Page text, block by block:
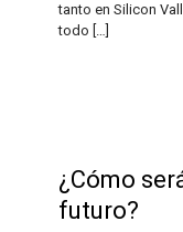
tanto en Silicon
todo […]
¿Cómo
futuro?